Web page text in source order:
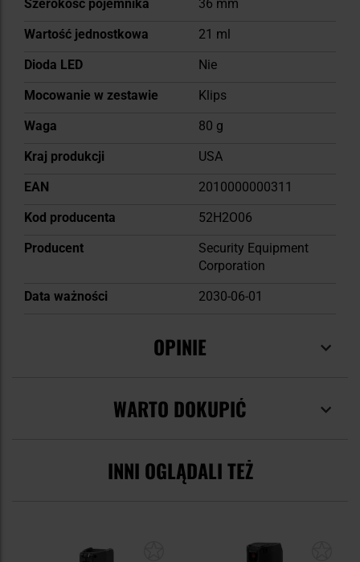
Szerokość pojemnika
36 mm
Wartość jednostkowa
21 ml
Dioda LED
Nie
Mocowanie w zestawie
Klips
Waga
80 g
Kraj produkcji
USA
EAN
2010000000311
Kod producenta
52H2O06
Producent
Security Equipment
Corporation
Data ważności
2030-06-01
OPINIE
WARTO DOKUPIĆ
INNI OGLĄDALI TEŻ